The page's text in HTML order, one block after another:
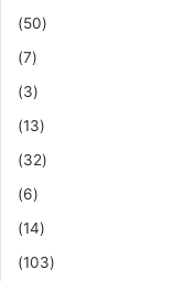
(50)
(7)
(3)
(13)
(32)
(6)
(14)
(103)